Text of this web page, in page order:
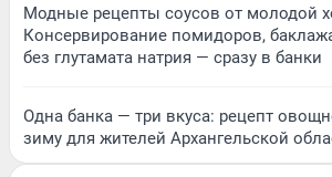
Модные рецепты соусов от молодой
Консервирование помидоров,
без глутамата натрия — сразу в банки
Одна банка — три вкуса: рецепт
зиму для жителей Архангельской